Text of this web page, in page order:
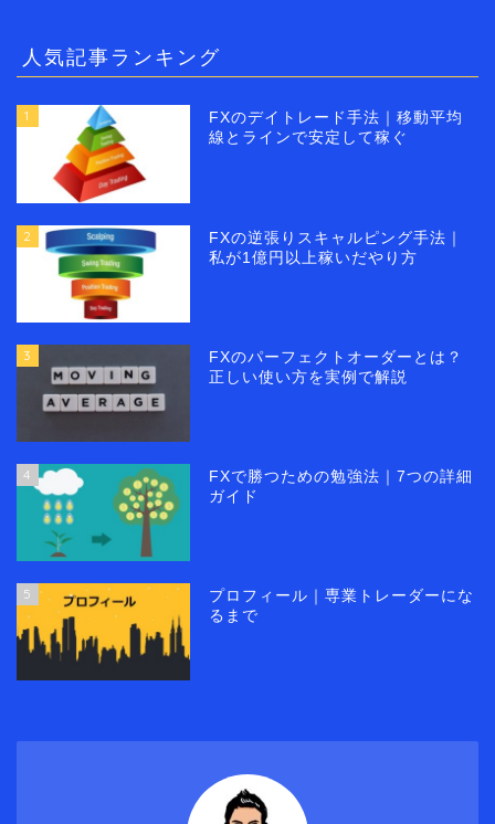
人気記事ランキング
1
FXのデイトレード手法｜移動平均
線とラインで安定して稼ぐ
2
FXの逆張りスキャルピング手法｜
私が1億円以上稼いだやり方
3
FXのパーフェクトオーダーとは？
正しい使い方を実例で解説
4
FXで勝つための勉強法｜7つの詳細
ガイド
5
プロフィール｜専業トレーダーにな
るまで